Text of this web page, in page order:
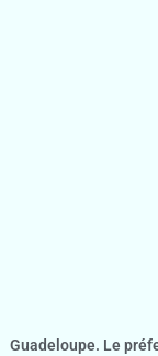
Guadeloupe. Le